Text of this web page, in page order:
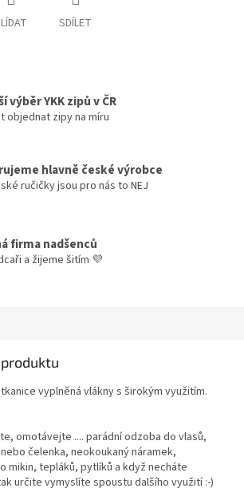
SDÍLET
výběr YKK zipů v ČR
objednat zipy na míru
hlavně české výrobce
ručičky jsou pro nás to NEJ
firma nadšenců
a žijeme šitím 💜
vyplněná vlákny s širokým využitím.
omotávejte .... parádní odzoba do vlasů,
čelenka, neokoukaný náramek,
mikin, tepláků, pytlíků a když necháte
určite vymyslíte spoustu dalšího využití :-)